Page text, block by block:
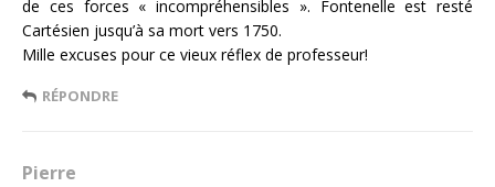
de ces forces « incompréhensibles ». Fontenelle est resté
Cartésien jusqu’à sa mort vers 1750.
Mille excuses pour ce vieux réflex de professeur!
RÉPONDRE
Pierre